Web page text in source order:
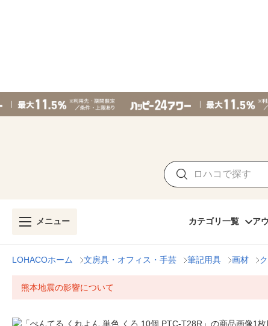
メニュー カテゴリ一覧 ア
LOHACOホーム 文房具・オフィス・手芸 筆記用具 画材
熊本地震の影響について